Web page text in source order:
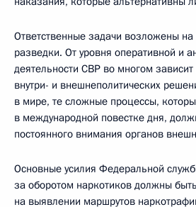
Ответственные задачи возложены
разведки. От уровня оперативной и
деятельности СВР во многом
внутри- и внешнеполитических
в мире, те сложные процессы,
в международной повестке дня,
постоянного внимания органов
Основные усилия Федеральной
за оборотом наркотиков должны
на выявлении маршрутов